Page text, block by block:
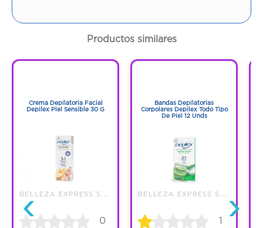
Productos similares
‹
Crema Depilatoria Facial
Depilex Piel Sensible 30 G
0
Bandas Depilatorias
Corpolares Depilex Todo Tipo
De Piel 12 Unds
1 ›